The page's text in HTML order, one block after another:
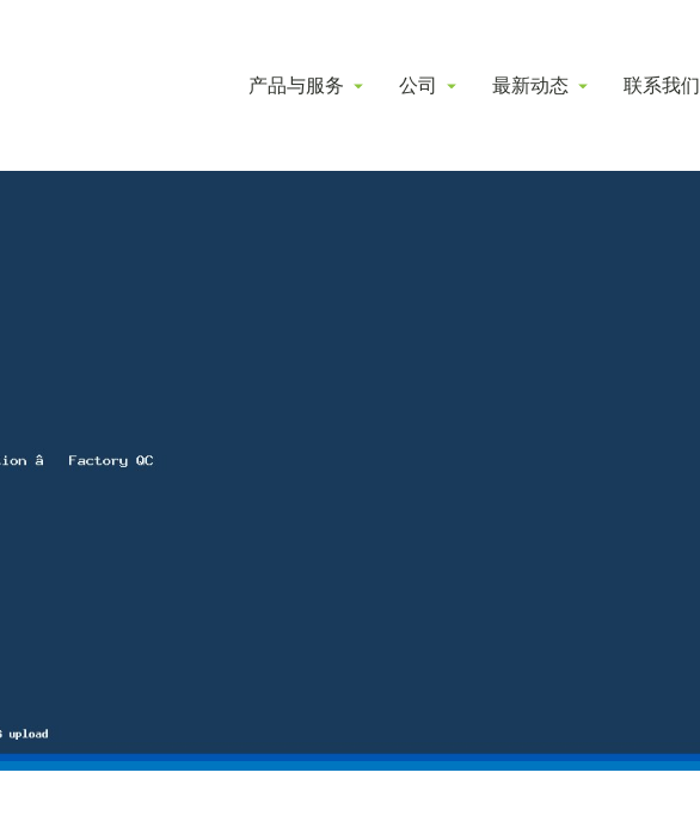
产品与服务 公司 最新动态 联系我们